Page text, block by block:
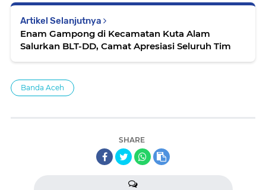
Artikel Selanjutnya
Enam Gampong di Kecamatan Kuta Alam
Salurkan BLT-DD, Camat Apresiasi Seluruh Tim
Banda Aceh
SHARE